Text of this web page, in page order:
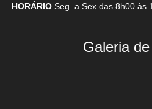
HORÁRIO Seg. a Sex das 8h00 às
Galeria